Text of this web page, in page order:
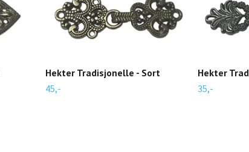
Hekter Tradisjonelle - Sort
45,-
Hekter
35,-